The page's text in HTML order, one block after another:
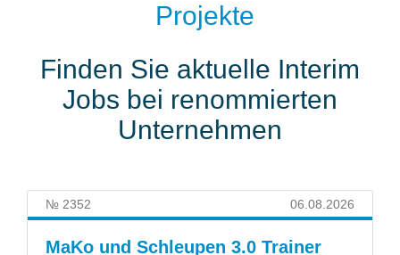
Projekte
Finden Sie aktuelle Interim
Jobs bei renommierten
Unternehmen
№ 2352 06.08.2026
MaKo und Schleupen 3.0 Trainer